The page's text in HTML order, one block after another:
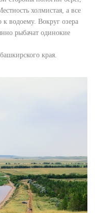
холмистая, а все
к водоему. Вокруг озера
рыбачат одинокие
края.